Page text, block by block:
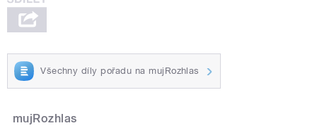
Všechny díly pořadu na mujRozhlas
mujRozhlas